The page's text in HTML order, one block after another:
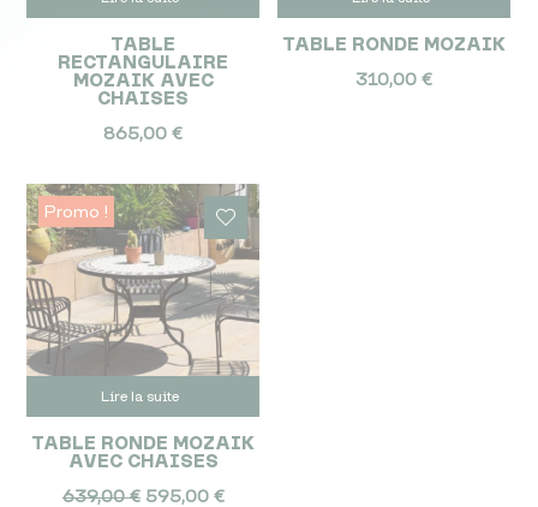
TABLE
RECTANGULAIRE
MOZAIK AVEC
CHAISES
865,00€
TABLE RONDE MOZAIK
310,00€
Promo !
Lire la suite
TABLE RONDE MOZAIK
AVEC CHAISES
639,00€ Le
595,00 €Le